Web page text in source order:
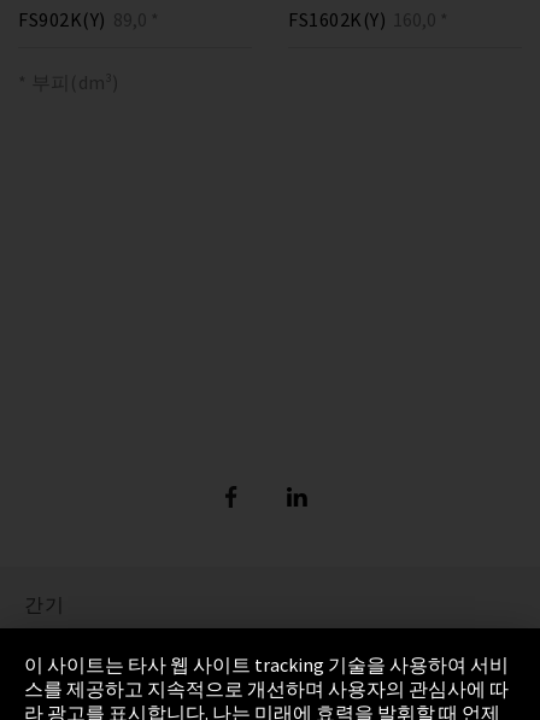
FS902K(Y) 89,0 * FS1602K(Y) 160,0 *
* 부피(dm³)
간기
정보 보호
Cookie Settings
이 사이트는 타사 웹 사이트 tracking 기술을 사용하여 서비
스를 제공하고 지속적으로 개선하며 사용자의 관심사에 따
라 광고를 표시합니다. 나는 미래에 효력을 발휘할 때 언제